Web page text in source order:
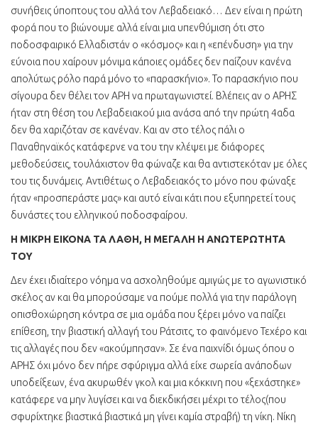
συνήθεις ύποπτους του αλλά τον Λεβαδειακό… Δεν είναι η πρώτη
φορά που το βιώνουμε αλλά είναι μια υπενθύμιση ότι στο
ποδοσφαιρικό Ελλαδιστάν ο «κόσμος» και η «επένδυση» για την
εύνοια που χαίρουν μόνιμα κάποιες ομάδες δεν παίζουν κανένα
απολύτως ρόλο παρά μόνο το «παρασκήνιο». Το παρασκήνιο που
σίγουρα δεν θέλει τον ΑΡΗ να πρωταγωνιστεί. Βλέπεις αν ο ΑΡΗΣ
ήταν στη θέση του Λεβαδειακού μια ανάσα από την πρώτη 4αδα
δεν θα χαριζόταν σε κανέναν. Και αν στο τέλος πάλι ο
Παναθηναϊκός κατάφερνε να του την κλέψει με διάφορες
μεθοδεύσεις, τουλάχιστον θα φώναζε και θα αντιστεκόταν με όλες
του τις δυνάμεις. Αντιθέτως ο Λεβαδειακός το μόνο που φώναξε
ήταν «προσπεράστε μας» και αυτό είναι κάτι που εξυπηρετεί τους
δυνάστες του ελληνικού ποδοσφαίρου.
Η ΜΙΚΡΗ ΕΙΚΟΝΑ ΤΑ ΛΑΘΗ, Η ΜΕΓΑΛΗ Η ΑΝΩΤΕΡΩΤΗΤΑ
ΤΟΥ
Δεν έχει ιδιαίτερο νόημα να ασχοληθούμε αμιγώς με το αγωνιστικό
σκέλος αν και θα μπορούσαμε να πούμε πολλά για την παράλογη
οπισθοχώρηση κόντρα σε μια ομάδα που ξέρει μόνο να παίζει
επίθεση, την βιαστική αλλαγή του Ράτσιτς, το φαινόμενο Τεχέρο και
τις αλλαγές που δεν «ακούμπησαν». Σε ένα παιχνίδι όμως όπου ο
ΑΡΗΣ όχι μόνο δεν πήρε σφύριγμα αλλά είχε σωρεία ανάποδων
υποδείξεων, ένα ακυρωθέν γκολ και μια κόκκινη που «ξεχάστηκε»
κατάφερε να μην λυγίσει και να διεκδικήσει μέχρι το τέλος(που
σφυρίχτηκε βιαστικά βιαστικά μη γίνει καμία στραβή) τη νίκη. Νίκη